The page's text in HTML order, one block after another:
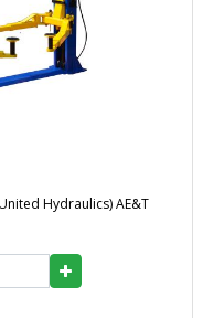
Hydraulics) AE&T